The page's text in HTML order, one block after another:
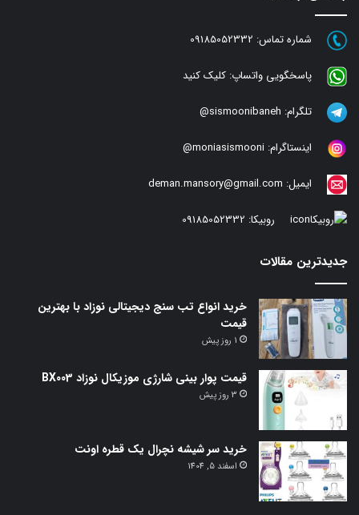
شماره تماس: 09185052332
پاسخگویی واتساپ: کلیک کنید
تلگرام: sismoonibaneh@
اینستاگرام: moniasismooni@
ایمیل: deman.mansory@gmail.com
روبیکا: 09185052332
جدیدترین مقالات
خرید انواع تب سنج دیجیتالی نوزاد با بهترین
قیمت
1 روز پیش
قیمت پوار بینی شارژی موزیکال نوزاد BX003
3 روز پیش
خرید سر شیشه نچرال یک قطره اونت
اسفند 5, 1404